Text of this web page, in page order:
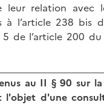
relation avec
à l’article 238
de l’article 200
au II § 90 sur
l'objet d'une